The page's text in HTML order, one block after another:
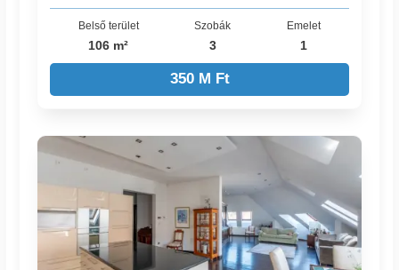
Belső terület
106 m²
Szobák
3
Emelet
1
350 M Ft